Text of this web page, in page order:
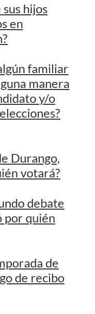
hijos
en
familiar
manera
y/o
Durango,
votará?
debate
por quién
de
de recibo